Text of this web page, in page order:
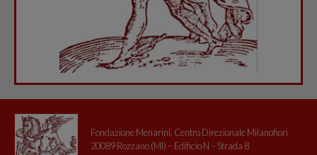
Fondazione Menarini, Centro Direzionale Milanofiori
20089 Rozzano (MI) – Edificio N – Strada 8